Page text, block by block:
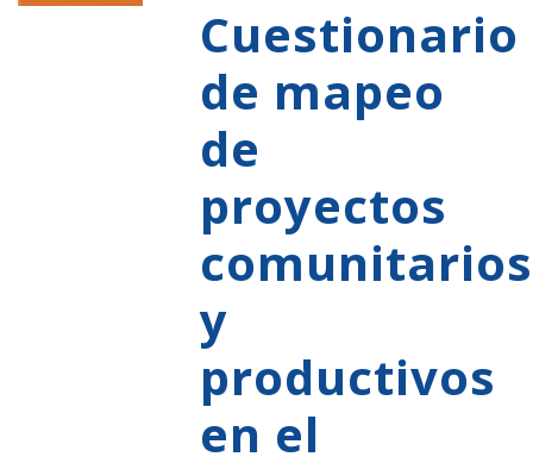
Cuestionario
de mapeo
de
proyectos
comunitarios
y
productivos
en el